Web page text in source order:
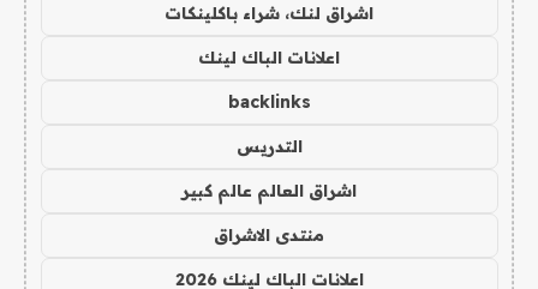
اشراق لنك، شراء باكلينكات
اعلانات الباك لينك
backlinks
التدريس
اشراق العالم عالم كبير
منتدى الاشراق
اعلانات الباك لينك 2026